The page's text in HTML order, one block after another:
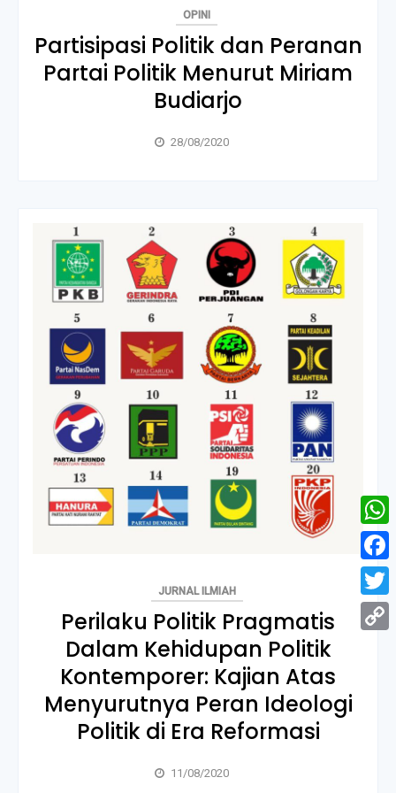
OPINI
Partisipasi Politik dan Peranan
Partai Politik Menurut Miriam
Budiarjo
28/08/2020
JURNAL ILMIAH
Perilaku Politik Pragmatis
Dalam Kehidupan Politik
Kontemporer: Kajian Atas
Menyurutnya Peran Ideologi
Politik di Era Reformasi
11/08/2020